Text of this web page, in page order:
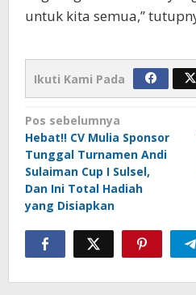
untuk kita semua,”
Ikuti Kami Pada
Navigasi
pos
Pos sebelumnya
Hebat!! CV Mulia Sponsor
Tunggal Turnamen Andi
Sulaiman Cup I Sulsel,
Dan Ini Total Hadiah
yang Disiapkan